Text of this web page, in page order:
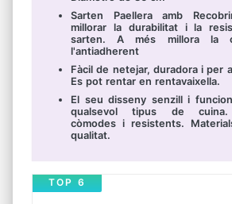
Sarten Paellera amb
millorar la durabilitat i la
sarten. A més millora la
l'antiadherent
Fàcil de netejar, duradora i per
Es pot rentar en rentavaixella.
El seu disseny senzill i
qualsevol tipus de cuina.
còmodes i resistents.
qualitat.
TOP 6